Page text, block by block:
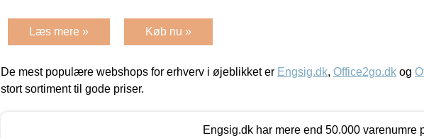
Læs mere » Køb nu »
De mest populære webshops for erhverv i øjeblikket er Engsig.dk, Office2go.dk og
stort sortiment til gode priser.
Engsig.dk har mere end 50.000 varenumre